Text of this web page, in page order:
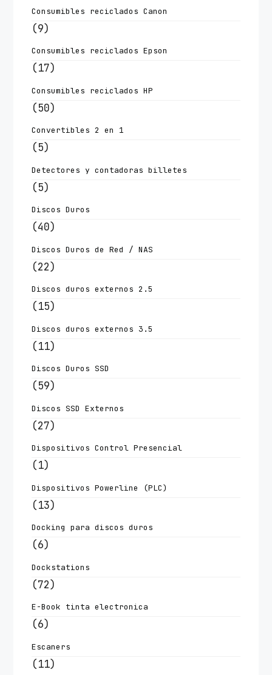
Consumibles reciclados Canon
(9)
Consumibles reciclados Epson
(17)
Consumibles reciclados HP
(50)
Convertibles 2 en 1
(5)
Detectores y contadoras billetes
(5)
Discos Duros
(40)
Discos Duros de Red / NAS
(22)
Discos duros externos 2.5
(15)
Discos duros externos 3.5
(11)
Discos Duros SSD
(59)
Discos SSD Externos
(27)
Dispositivos Control Presencial
(1)
Dispositivos Powerline (PLC)
(13)
Docking para discos duros
(6)
Dockstations
(72)
E-Book tinta electronica
(6)
Escaners
(11)